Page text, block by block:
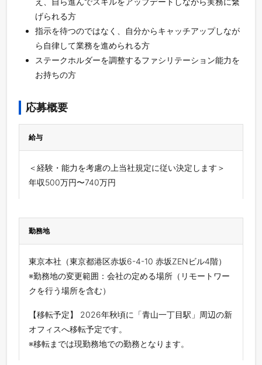
げられる方
指示を待つのではなく、自分からキャッチアップしなが
ら自律して業務を進められる方
ステークホルダーを調整するファシリテーション能力を
お持ちの方
応募概要
給与
＜経験・能力を考慮の上当社規定に従い決定します＞
年収500万円〜740万円
勤務地
東京本社（東京都港区赤坂6-4-10 赤坂ZENビル4階）
※勤務地の変更範囲：会社の定める場所（リモートワー
クを行う場所を含む）
【移転予定】 2026年秋頃に「青山一丁目駅」周辺の新
オフィスへ移転予定です。
※移転までは現勤務地での勤務となります。